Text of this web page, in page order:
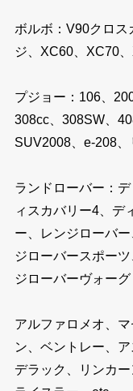
ボルボ：V90クロス
ジ、XC60、XC70
プジョー：106、
308cc、308SW、
SUV2008、e-208
ランドローバー：
ィスカバリー4、デ
ー、レンジローバ
ジローバースポー
ジローバーヴォー
アルファロメオ、
ン、ベントレー、
デラック、リンカ